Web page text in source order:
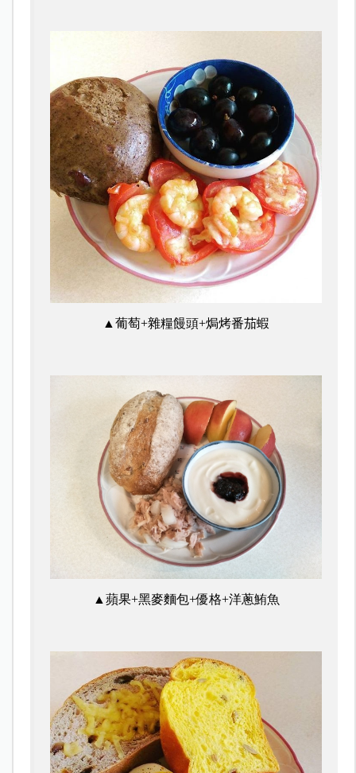
▲葡萄+雜糧饅頭+焗烤番茄蝦
▲蘋果+黑麥麵包+優格+洋蔥鮪魚